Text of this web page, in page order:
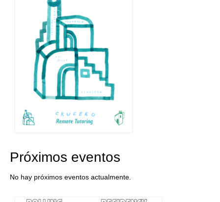
Próximos eventos
No hay próximos eventos actualmente.